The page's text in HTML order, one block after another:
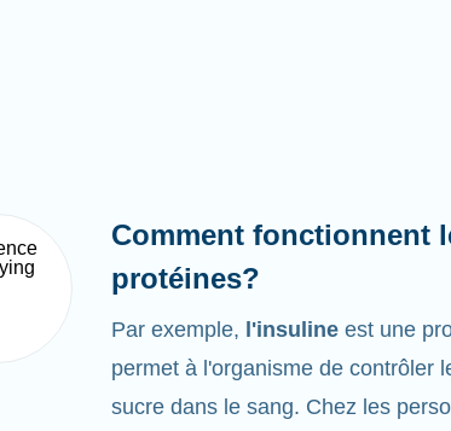
Comment fonctionnent
protéines?
Par exemple, l'insuline est une
permet à l'organisme de contrôler
sucre dans le sang. Chez les